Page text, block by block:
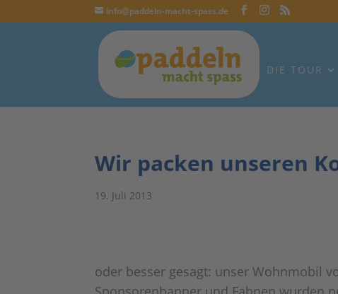
info@paddeln-macht-spass.de
DIE TOUR
Wir packen unseren
19. Juli 2013
oder besser gesagt: unser Wohnmobil